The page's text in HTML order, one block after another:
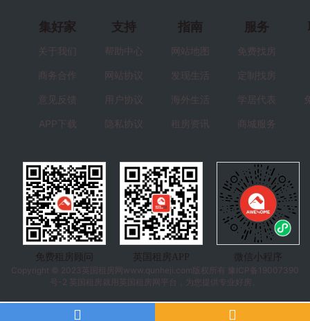
集好家
关于我们
商务合作
意见反馈
APP下载
支持
帮助中心
网站协议
用户协议
隐私协议
指南
网站地图
发现生活
海外生活
租房资讯
服务
免费找房
定制找房
学居代表
商城服务
免费租房顾问 英国租房APP
微信小程序
Copyright © 2023 英国租房 网www.qunheji.com版权所有
豫ICP备19007390
号-2 英国租房就用英国租房网平台，为您提供专业好房。